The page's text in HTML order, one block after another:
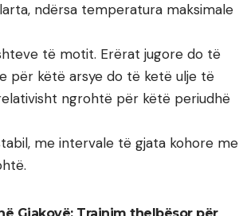
ndërsa temperatura maksimale
të motit. Erërat jugore do të
për këtë arsye do të ketë ulje të
ngrohtë për këtë periudhë
me intervale të gjata kohore me